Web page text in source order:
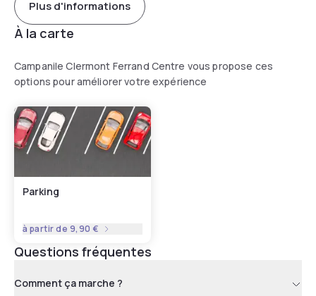
Plus d'informations
À la carte
Campanile Clermont Ferrand Centre vous propose ces
options pour améliorer votre expérience
Parking
à partir de 9,90 €
Questions fréquentes
Comment ça marche ?